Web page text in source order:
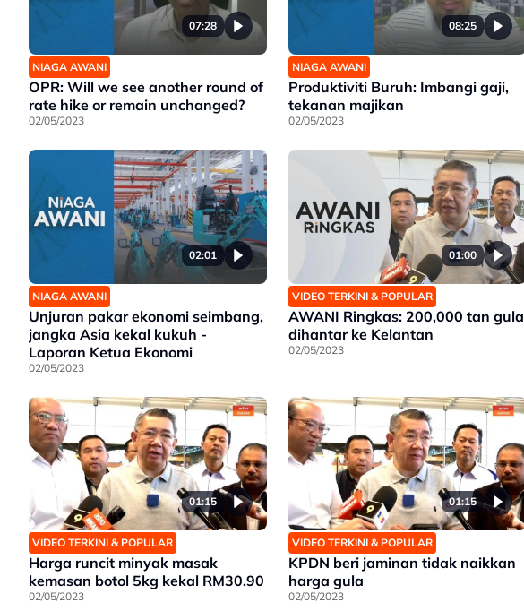
07:28
NIAGA AWANI
OPR: Will we see another round of
rate hike or remain unchanged?
02/05/2023
08:25
NIAGA AWANI
Produktiviti Buruh: Imbangi gaji,
tekanan majikan
02/05/2023
02:01
NIAGA AWANI
Unjuran pakar ekonomi seimbang,
jangka Asia kekal kukuh -
Laporan Ketua Ekonomi
02/05/2023
01:00
VIDEO TERKINI & POPULAR
AWANI Ringkas: 200,000 tan gula
dihantar ke Kelantan
02/05/2023
01:15
VIDEO TERKINI & POPULAR
Harga runcit minyak masak
kemasan botol 5kg kekal RM30.90
02/05/2023
01:15
VIDEO TERKINI & POPULAR
KPDN beri jaminan tidak naikkan
harga gula
02/05/2023